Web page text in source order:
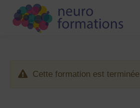
Cette formation est terminée